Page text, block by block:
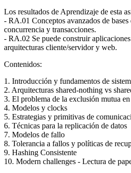
Los resultados de Aprendizaje de esta
- RA.01 Conceptos avanzados de bases
concurrencia y transacciones.
- RA.02 Se puede construir
arquitecturas cliente/servidor y web.
Contenidos:
1. Introducción y fundamentos de
2. Arquitecturas shared-nothing vs
3. El problema de la exclusión mutua
4. Modelos y clocks
5. Estrategias y primitivas de
6. Técnicas para la replicación de datos
7. Modelos de fallo
8. Tolerancia a fallos y políticas de
9. Hashing Consistente
10. Modern challenges - Lectura de